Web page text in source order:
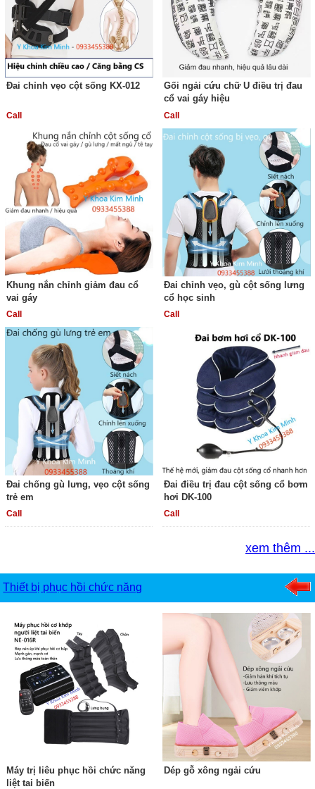
Đai chỉnh vẹo cột sống KX-012
Call
Gối ngải cứu chữ U điều trị đau
cổ vai gáy hiệu
Call
Khung nắn chỉnh giảm đau cổ
vai gáy
Call
Đai chỉnh vẹo, gù cột sống lưng
cổ học sinh
Call
Đai chống gù lưng, vẹo cột sống
trẻ em
Call
Đai điều trị đau cột sống cổ bơm
hơi DK-100
Call
xem thêm ...
Thiết bị phục hồi chức năng
Máy trị liêu phục hồi chức năng
liệt tai biến
Dép gỗ xông ngải cứu